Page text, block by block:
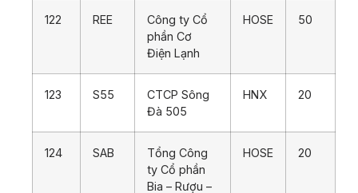
122 REE
Công ty Cổ
phần Cơ
Điện Lạnh
HOSE 50
123 S55
CTCP Sông
Đà 505
HNX 20
124 SAB
Tổng Công
ty Cổ phần
Bia – Rượu –
HOSE 20